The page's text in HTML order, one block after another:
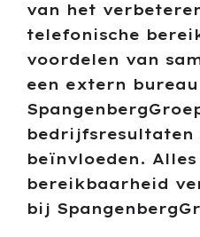
van het
telefonische
voordelen van
een extern
bedrijfsresultaten
beïnvloeden.
bereikbaarheid
bij